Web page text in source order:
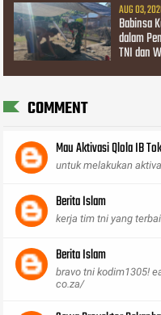
AUG 03,
Babinsa
dalam
TNI dan
COMMENT
Mau Aktivasi Qlola IB
untuk melakukan
Berita Islam
kerja tim tni yang
Berita Islam
bravo tni kodim1305!
co.za/